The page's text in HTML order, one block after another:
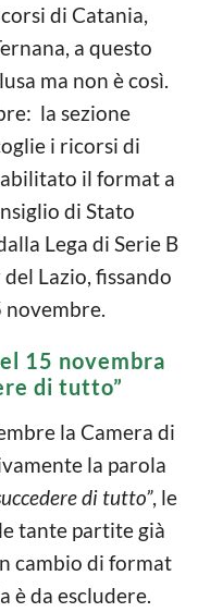
di Catania,
a questo
ma non è così.
la sezione
i ricorsi di
il format a
di Stato
Lega di Serie B
Lazio, fissando
novembre.
15 novembra
di tutto”
la Camera di
la parola
di tutto”, le
tante partite già
cambio di format
è da escludere.